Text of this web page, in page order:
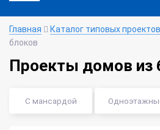
Главная Каталог типовых проектов
блоков
Проекты домов из
С мансардой